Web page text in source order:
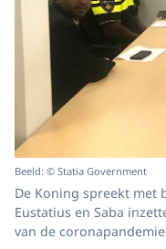
Beeld: © Statia Government
De Koning spreekt met
Eustatius en Saba
van de